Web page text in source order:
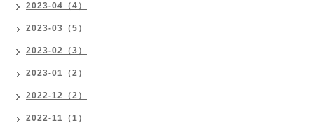
2023-04（4）
2023-03（5）
2023-02（3）
2023-01（2）
2022-12（2）
2022-11（1）